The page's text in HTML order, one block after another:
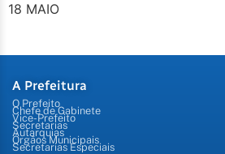
18 MAIO
A Prefeitura
O Prefeito
Chefe de Gabinete
Vice-Prefeito
Secretarias
Autarquias
Órgãos Municipais
Secretarias Especiais